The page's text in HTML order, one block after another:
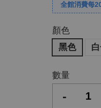
全館消費每
顏色
黑色
數量
-